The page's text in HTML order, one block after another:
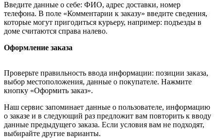
Введите данные о себе: ФИО, адрес доставки, номер
телефона. В поле «Комментарии к заказу» введите сведения,
которые могут пригодиться курьеру, например: подъезды в
доме считаются справа налево.
Оформление заказа
Проверьте правильность ввода информации: позиции заказа,
выбор местоположения, данные о покупателе. Нажмите
кнопку «Оформить заказ».
Наш сервис запоминает данные о пользователе, информацию
о заказе и в следующий раз предложит вам повторить к вводу
данные предыдущего заказа. Если условия вам не подходят,
выбирайте другие варианты.